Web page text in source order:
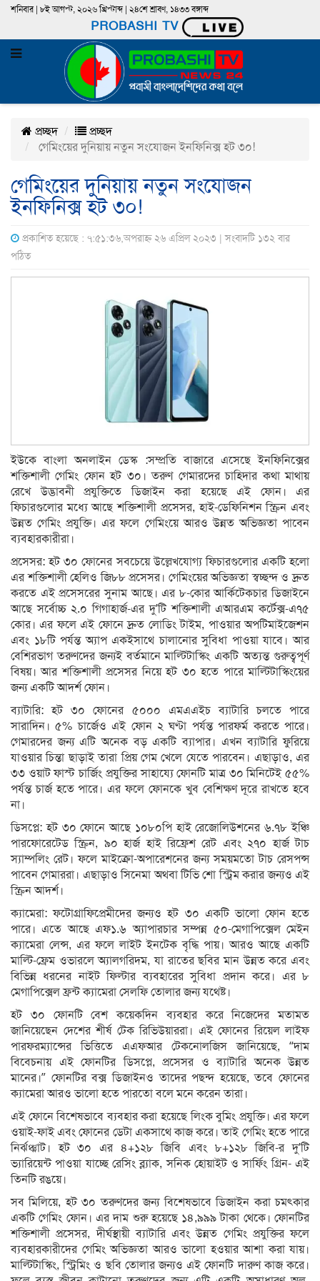
শনিবার | ৮ই আগস্ট, ২০২৬ খ্রিস্টাব্দ | ২৪শে শ্রাবণ, ১৪৩৩ বঙ্গাব্দ
PROBASHI TV
প্রচ্ছদ
প্রচ্ছদ
গেমিংয়ের দুনিয়ায় নতুন সংযোজন ইনফিনিক্স হট ৩০!
গেমিংয়ের দুনিয়ায় নতুন সংযোজন
ইনফিনিক্স হট ৩০!
প্রকাশিত হয়েছে : ৭:৫১:৩৬,অপরাহ্ন ২৬ এপ্রিল ২০২৩ | সংবাদটি ১৩২ বার
পঠিত
ইউকে বাংলা অনলাইন ডেস্ক :সম্প্রতি বাজারে এসেছে ইনফিনিক্সের
শক্তিশালী গেমিং ফোন হট ৩০। তরুণ গেমারদের চাহিদার কথা মাথায়
রেখে উদ্ভাবনী প্রযুক্তিতে ডিজাইন করা হয়েছে এই ফোন। এর
ফিচারগুলোর মধ্যে আছে শক্তিশালী প্রসেসর, হাই-ডেফিনিশন স্ক্রিন এবং
উন্নত গেমিং প্রযুক্তি। এর ফলে গেমিংয়ে আরও উন্নত অভিজ্ঞতা পাবেন
ব্যবহারকারীরা।
প্রসেসর: হট ৩০ ফোনের সবচেয়ে উল্লেখযোগ্য ফিচারগুলোর একটি হলো
এর শক্তিশালী হেলিও জি৮৮ প্রসেসর। গেমিংয়ের অভিজ্ঞতা স্বচ্ছন্দ ও দ্রুত
করতে এই প্রসেসরের সুনাম আছে। এর ৮-কোর আর্কিটেকচার ডিজাইনে
আছে সর্বোচ্চ ২.০ গিগাহার্জ-এর দু’টি শক্তিশালী এআরএম কর্টেক্স-এ৭৫
কোর। এর ফলে এই ফোনে দ্রুত লোডিং টাইম, পাওয়ার অপটিমাইজেশন
এবং ১৮টি পর্যন্ত অ্যাপ একইসাথে চালানোর সুবিধা পাওয়া যাবে। আর
বেশিরভাগ তরুণদের জন্যই বর্তমানে মাল্টিটাস্কিং একটি অত্যন্ত গুরুত্বপূর্ণ
বিষয়। আর শক্তিশালী প্রসেসর নিয়ে হট ৩০ হতে পারে মাল্টিটাস্কিংয়ের
জন্য একটি আদর্শ ফোন।
ব্যাটারি: হট ৩০ ফোনের ৫০০০ এমএএইচ ব্যাটারি চলতে পারে
সারাদিন। ৫% চার্জেও এই ফোন ২ ঘণ্টা পর্যন্ত পারফর্ম করতে পারে।
গেমারদের জন্য এটি অনেক বড় একটি ব্যাপার। এখন ব্যাটারি ফুরিয়ে
যাওয়ার চিন্তা ছাড়াই তারা প্রিয় গেম খেলে যেতে পারবেন। এছাড়াও, এর
৩৩ ওয়াট ফাস্ট চার্জিং প্রযুক্তির সাহায্যে ফোনটি মাত্র ৩০ মিনিটেই ৫৫%
পর্যন্ত চার্জ হতে পারে। এর ফলে ফোনকে খুব বেশিক্ষণ দূরে রাখতে হবে
না।
ডিসপ্লে: হট ৩০ ফোনে আছে ১০৮০পি হাই রেজোলিউশনের ৬.৭৮ ইঞ্চি
পারফোরেটেড স্ক্রিন, ৯০ হার্জ হাই রিফ্রেশ রেট এবং ২৭০ হার্জ টাচ
স্যাম্পলিং রেট। ফলে মাইক্রো-অপারেশনের জন্য সময়মতো টাচ রেসপন্স
পাবেন গেমাররা। এছাড়াও সিনেমা অথবা টিভি শো স্ট্রিম করার জন্যও এই
স্ক্রিন আদর্শ।
ক্যামেরা: ফটোগ্রাফিপ্রেমীদের জন্যও হট ৩০ একটি ভালো ফোন হতে
পারে। এতে আছে এফ১.৬ অ্যাপারচার সম্পন্ন ৫০-মেগাপিক্সেল মেইন
ক্যামেরা লেন্স, এর ফলে লাইট ইনটেক বৃদ্ধি পায়। আরও আছে একটি
মাল্টি-ফ্রেম ওভারলে অ্যালগরিদম, যা রাতের ছবির মান উন্নত করে এবং
বিভিন্ন ধরনের নাইট ফিল্টার ব্যবহারের সুবিধা প্রদান করে। এর ৮
মেগাপিক্সেল ফ্রন্ট ক্যামেরা সেলফি তোলার জন্য যথেষ্ট।
হট ৩০ ফোনটি বেশ কয়েকদিন ব্যবহার করে নিজেদের মতামত
জানিয়েছেন দেশের শীর্ষ টেক রিভিউয়াররা। এই ফোনের রিয়েল লাইফ
পারফরম্যান্সের ভিত্তিতে এএফআর টেকনোলজিস জানিয়েছে, “দাম
বিবেচনায় এই ফোনটির ডিসপ্লে, প্রসেসর ও ব্যাটারি অনেক উন্নত
মানের।” ফোনটির বক্স ডিজাইনও তাদের পছন্দ হয়েছে, তবে ফোনের
ক্যামেরা আরও ভালো হতে পারতো বলে মনে করেন তারা।
এই ফোনে বিশেষভাবে ব্যবহার করা হয়েছে লিংক বুমিং প্রযুক্তি। এর ফলে
ওয়াই-ফাই এবং ফোনের ডেটা একসাথে কাজ করে। তাই গেমিং হতে পারে
নির্ঝঞ্ঝাট। হট ৩০ এর ৪+১২৮ জিবি এবং ৮+১২৮ জিবি-র দু’টি
ভ্যারিয়েন্ট পাওয়া যাচ্ছে রেসিং ব্ল্যাক, সনিক হোয়াইট ও সার্ফিং গ্রিন- এই
তিনটি রঙয়ে।
সব মিলিয়ে, হট ৩০ তরুণদের জন্য বিশেষভাবে ডিজাইন করা চমৎকার
একটি গেমিং ফোন। এর দাম শুরু হয়েছে ১৪,৯৯৯ টাকা থেকে। ফোনটির
শক্তিশালী প্রসেসর, দীর্ঘস্থায়ী ব্যাটারি এবং উন্নত গেমিং প্রযুক্তির ফলে
ব্যবহারকারীদের গেমিং অভিজ্ঞতা আরও ভালো হওয়ার আশা করা যায়।
মাল্টিটাস্কিং, স্ট্রিমিং ও ছবি তোলার জন্যও এই ফোনটি দারুণ কাজ করে।